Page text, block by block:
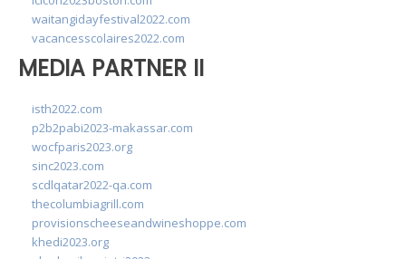
waitangidayfestival2022.com
vacancesscolaires2022.com
MEDIA PARTNER II
isth2022.com
p2b2pabi2023-makassar.com
wocfparis2023.org
sinc2023.com
scdlqatar2022-qa.com
thecolumbiagrill.com
provisionscheeseandwineshoppe.com
khedi2023.org